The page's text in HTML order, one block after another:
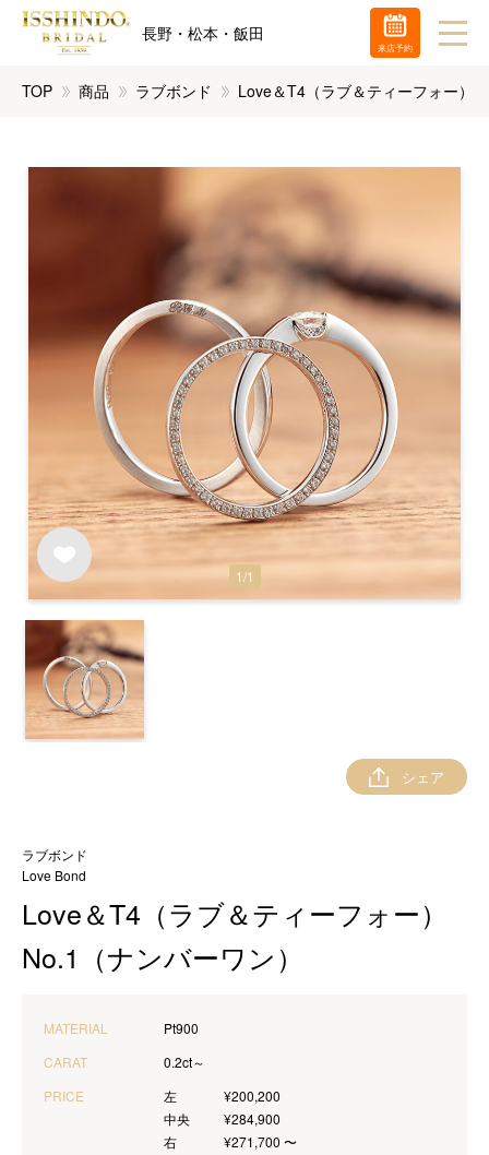
長野・松本・飯田
TOP 商品 ラブボンド Love＆T4（ラブ＆ティーフォー）
ラブボンド
Love Bond
Love＆T4（ラブ＆ティーフォー）
No.1（ナンバーワン）
1/1
シェア
MATERIAL
Pt900
CARAT
0.2ct～
PRICE
左
¥200,200
中央
¥284,900
右
¥271,700 〜
来店予約